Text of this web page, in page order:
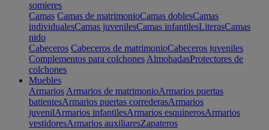
somieres
Camas Camas de matrimonioCamas doblesCamas
individualesCamas juvenilesCamas infantilesLiterasCamas
nido
Cabeceros Cabeceros de matrimonioCabeceros juveniles
Complementos para colchones AlmohadasProtectores de
colchones
Muebles
Armarios Armarios de matrimonioArmarios puertas
batientesArmarios puertas correderasArmarios
juvenilArmarios infantilesArmarios esquinerosArmarios
vestidoresArmarios auxiliaresZapateros